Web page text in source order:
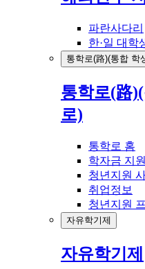
파란사다리
한·일 대학
통학로(路)(통합 학
통학로(路
로)
통학로 홈
학자금 지
청년지원
취업정보
청년지원
자유학기제
자유학기제